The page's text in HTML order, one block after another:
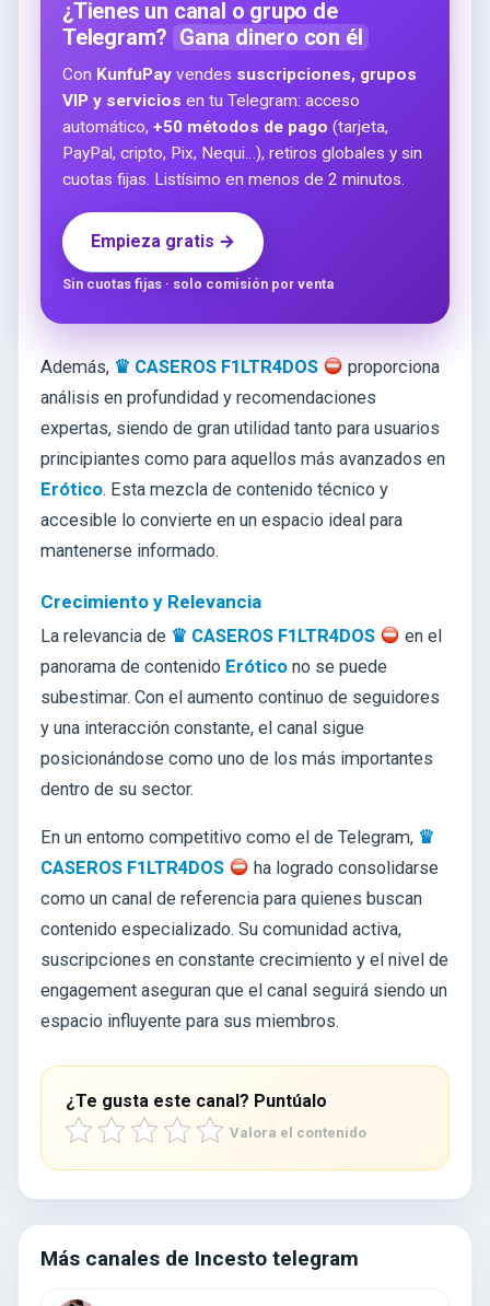
¿Tienes un canal o grupo de
Telegram? Gana dinero con él
Con KunfuPay vendes suscripciones, grupos
VIP y servicios en tu Telegram: acceso
automático, +50 métodos de pago (tarjeta,
PayPal, cripto, Pix, Nequi…), retiros globales y sin
cuotas fijas. Listísimo en menos de 2 minutos.
Empieza gratis →
Sin cuotas fijas · solo comisión por venta
Además, ♛ CASEROS F1LTR4DOS
proporciona
análisis en profundidad y recomendaciones
expertas, siendo de gran utilidad tanto para usuarios
principiantes como para aquellos más avanzados en
Erótico. Esta mezcla de contenido técnico y
accesible lo convierte en un espacio ideal para
mantenerse informado.
Crecimiento y Relevancia
La relevancia de ♛ CASEROS F1LTR4DOS
en el
panorama de contenido Erótico no se puede
subestimar. Con el aumento continuo de seguidores
y una interacción constante, el canal sigue
posicionándose como uno de los más importantes
dentro de su sector.
En un entorno competitivo como el de Telegram, ♛
CASEROS F1LTR4DOS
ha logrado consolidarse
como un canal de referencia para quienes buscan
contenido especializado. Su comunidad activa,
suscripciones en constante crecimiento y el nivel de
engagement aseguran que el canal seguirá siendo un
espacio influyente para sus miembros.
¿Te gusta este canal? Puntúalo
Valora el contenido
Más canales de Incesto telegram